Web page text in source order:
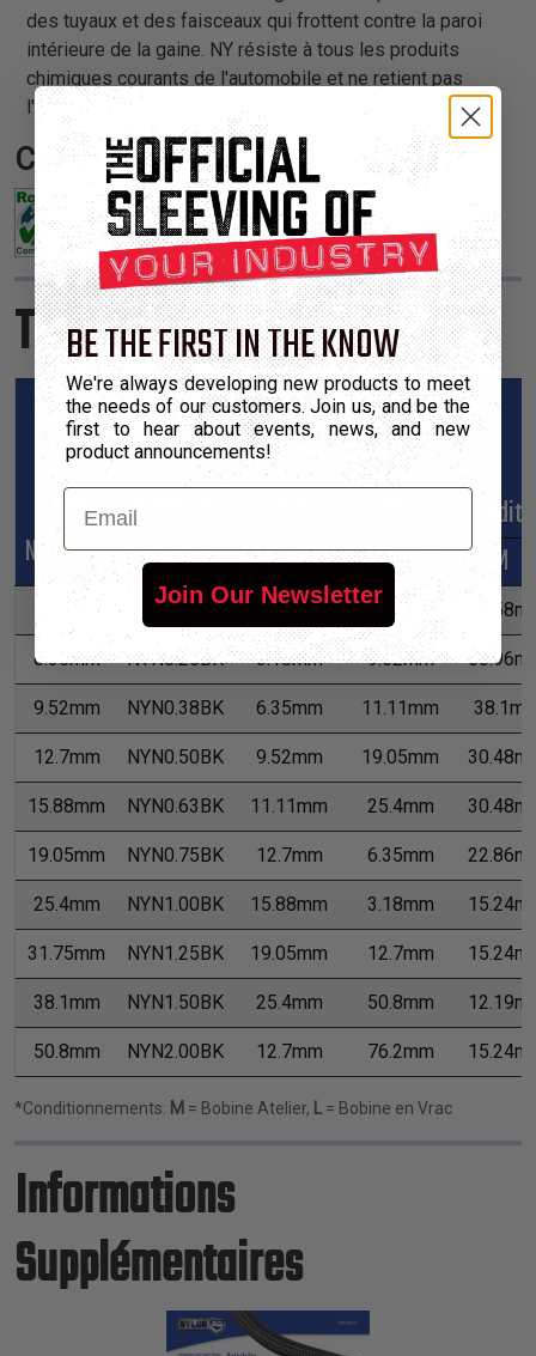
des tuyaux et des faisceaux qui frottent contre la paroi
intérieure de la gaine. NY résiste à tous les produits
chimiques courants de l'automobile et ne retient pas
l'humidité.
Certifications:
Tailles du Produit
Taille
Nominale
Numéro de
Pièce
Expansion Expansion
M
3.18mm NYN0.13BK 2.38mm 6.35mm 68.58m
6.35mm NYN0.25BK 3.18mm 9.52mm 60.96m
9.52mm NYN0.38BK 6.35mm 11.11mm 38.1m
12.7mm NYN0.50BK 9.52mm 19.05mm 30.48m
15.88mm NYN0.63BK 11.11mm 25.4mm 30.48m
19.05mm NYN0.75BK 12.7mm 6.35mm 22.86m
25.4mm NYN1.00BK 15.88mm 3.18mm 15.24m
31.75mm NYN1.25BK 19.05mm 12.7mm 15.24m
38.1mm NYN1.50BK 25.4mm 50.8mm 12.19m
50.8mm NYN2.00BK 12.7mm 76.2mm 15.24m
*Conditionnements: M = Bobine Atelier, L = Bobine en Vrac
Informations
Supplémentaires
BE THE FIRST IN THE KNOW
We're always developing new products to meet
the needs of our customers. Join us, and be the
first to hear about events, news, and new
product announcements!
Email
Join Our Newsletter